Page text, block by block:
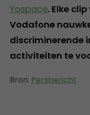
Yospace. Elke
Vodafone
discriminerende
activiteiten te
Bron: Persbericht